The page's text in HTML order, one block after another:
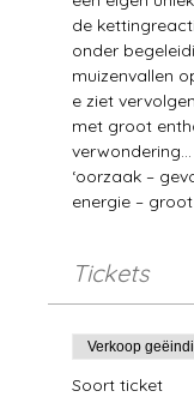
de
onder
muizenvallen
e ziet
met groot
verwondering…
‘oorzaak –
energie – groot
Tickets
Verkoop
Soort ticket